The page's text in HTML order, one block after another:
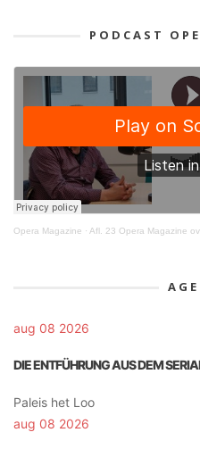
PODCAST
Opera Magazine · Afl. 23 Opera Magazine
aug 08 2026
DIE ENTFÜHRUNG AUS DEM
Paleis het Loo
aug 08 2026